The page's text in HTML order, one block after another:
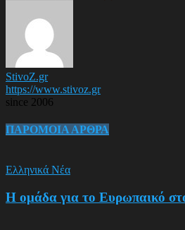
StivoZ.gr
https://www.stivoz.gr
since 2006
ΠΑΡΟΜΟΙΑ ΑΡΘΡΑ
Ελληνικά Νέα
Η ομάδα για το Ευρωπαικό